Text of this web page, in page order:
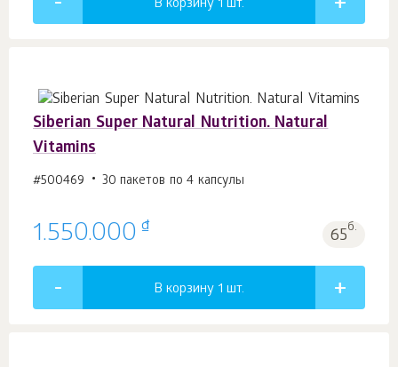
В корзину 1 шт.
Siberian Super Natural Nutrition. Natural
Vitamins
#500469 30 пакетов по 4 капсулы
1.550.000 ₫ 65б.
В корзину 1 шт.